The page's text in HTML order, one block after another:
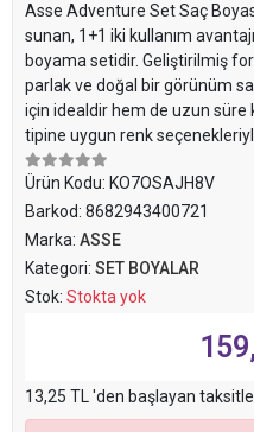
Asse Adventure Set Saç
sunan, 1+1 iki kullanım
boyama setidir. Geliştirilmiş
parlak ve doğal bir görünüm
için idealdir hem de uzun süre
tipine uygun renk
Ürün Kodu: KO7OSAJH8V
Barkod: 8682943400721
Marka: ASSE
Kategori: SET BOYALAR
Stok: Stokta yok
13,25 TL 'den başlayan